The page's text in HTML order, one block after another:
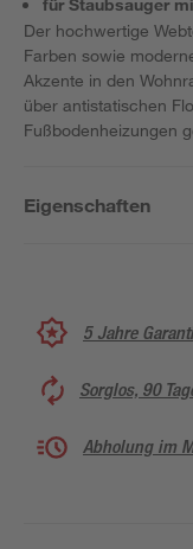
für Staubsauger
Der hochwertige
Farben sowie
Akzente in den
über antistatischen
Fußbodenheizungen
Eigenschaften
5 Jahre
Sorglos, 90
Abholung im